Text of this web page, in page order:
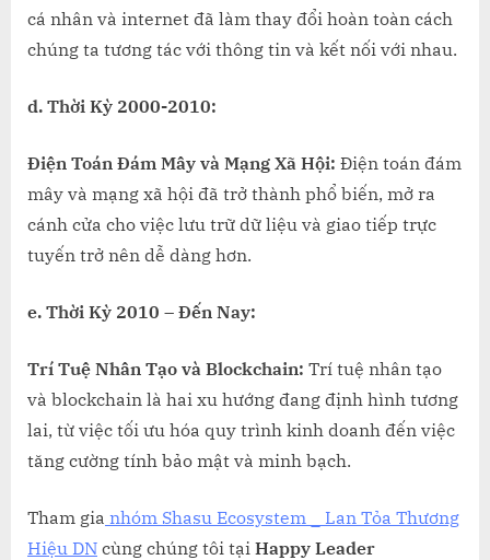
cá nhân và internet đã làm thay đổi hoàn toàn cách
chúng ta tương tác với thông tin và kết nối với nhau.
d. Thời Kỳ 2000-2010:
Điện Toán Đám Mây và Mạng Xã Hội: Điện toán đám
mây và mạng xã hội đã trở thành phổ biến, mở ra
cánh cửa cho việc lưu trữ dữ liệu và giao tiếp trực
tuyến trở nên dễ dàng hơn.
e. Thời Kỳ 2010 – Đến Nay:
Trí Tuệ Nhân Tạo và Blockchain: Trí tuệ nhân tạo
và blockchain là hai xu hướng đang định hình tương
lai, từ việc tối ưu hóa quy trình kinh doanh đến việc
tăng cường tính bảo mật và minh bạch.
Tham gia nhóm Shasu Ecosystem _ Lan Tỏa Thương
Hiệu DN cùng chúng tôi tại Happy Leader